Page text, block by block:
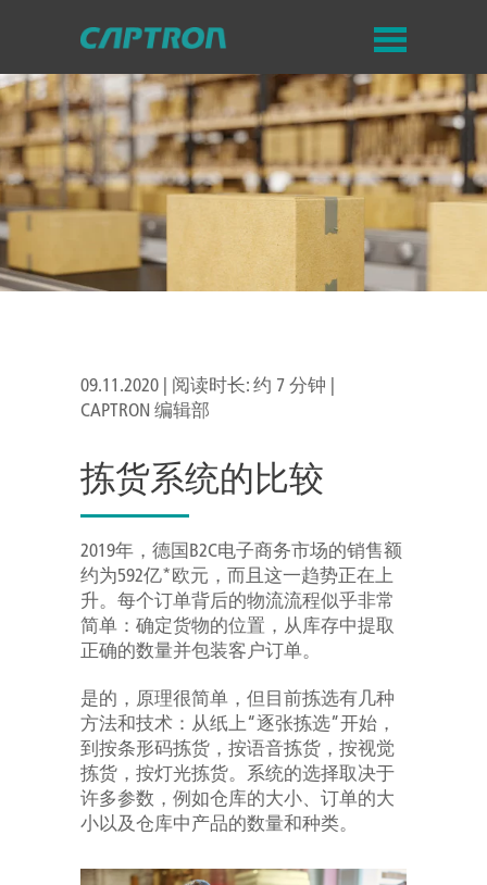
09.11.2020 | 阅读时长: 约 7 分钟 |
CAPTRON 编辑部
拣货系统的比较
2019年，德国B2C电子商务市场的销售额
约为592亿*欧元，而且这一趋势正在上
升。每个订单背后的物流流程似乎非常
简单：确定货物的位置，从库存中提取
正确的数量并包装客户订单。
是的，原理很简单，但目前拣选有几种
方法和技术：从纸上“逐张拣选”开始，
到按条形码拣货，按语音拣货，按视觉
拣货，按灯光拣货。系统的选择取决于
许多参数，例如仓库的大小、订单的大
小以及仓库中产品的数量和种类。